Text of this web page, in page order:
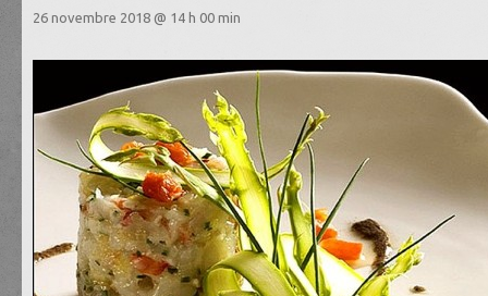
26 novembre 2018 @ 14 h 00 min